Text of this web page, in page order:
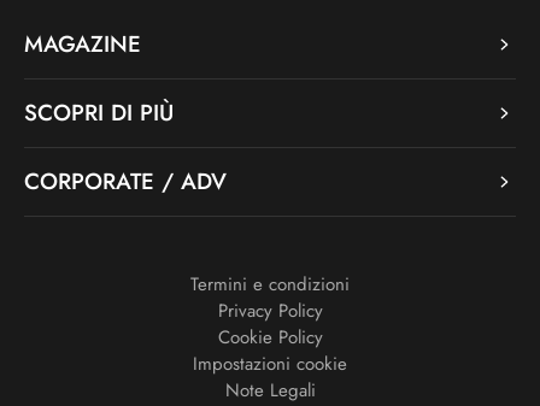
MAGAZINE
SCOPRI DI PIÙ
CORPORATE / ADV
Termini e condizioni
Privacy Policy
Cookie Policy
Impostazioni cookie
Note Legali